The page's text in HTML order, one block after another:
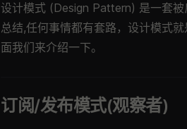
设计模式 (Design Pattern) 是一套
总结,任何事情都有套路，设计模式
面我们来介绍一下。
订阅/发布模式(观察者)